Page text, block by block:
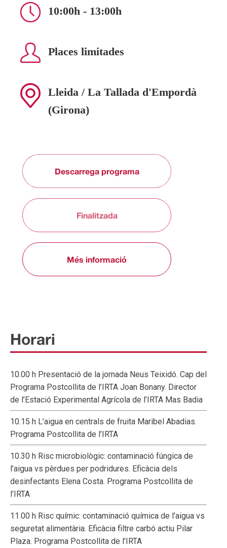
10:00h - 13:00h
Places limitades
Lleida / La Tallada d'Empordà
(Girona)
Descarrega programa
Finalitzada
Més informació
Horari
10.00 h Presentació de la jornada Neus Teixidó. Cap del
Programa Postcollita de l’IRTA Joan Bonany. Director
de l’Estació Experimental Agrícola de l’IRTA Mas Badia
10.15 h L’aigua en centrals de fruita Maribel Abadias.
Programa Postcollita de l’IRTA
10.30 h Risc microbiològic: contaminació fúngica de
l’aigua vs pèrdues per podridures. Eficàcia dels
desinfectants Elena Costa. Programa Postcollita de
l’IRTA
11.00 h Risc químic: contaminació química de l’aigua vs
seguretat alimentària. Eficàcia filtre carbó actiu Pilar
Plaza. Programa Postcollita de l’IRTA